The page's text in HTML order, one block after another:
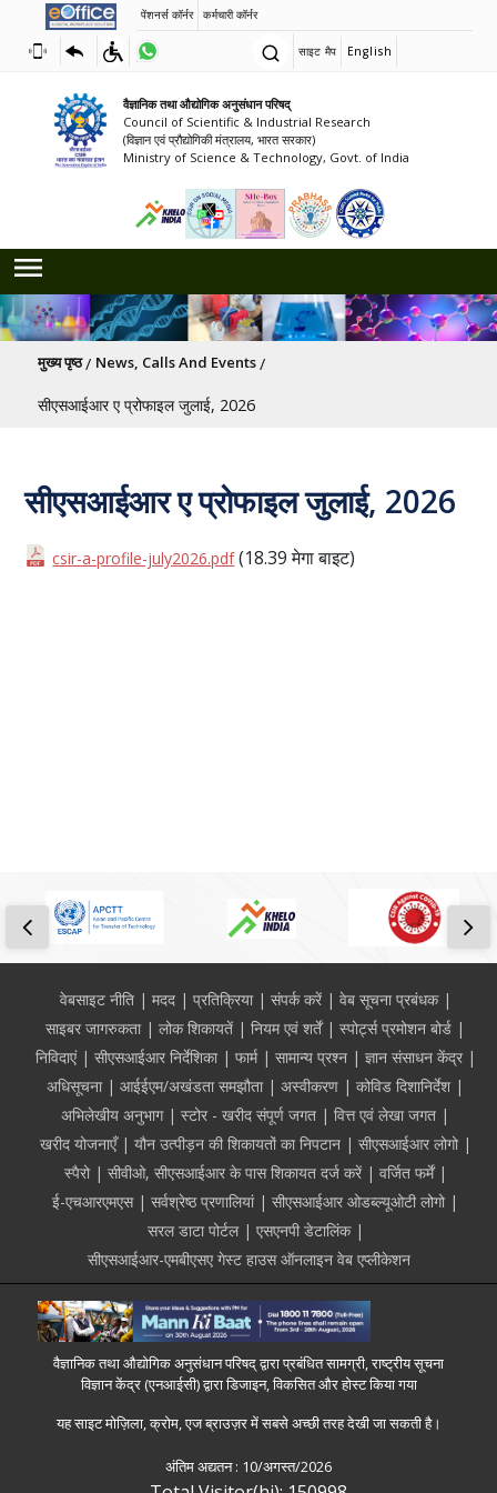
पेंशनर्स कॉर्नर कर्मचारी कॉर्नर
साइट मैप English
वैज्ञानिक तथा औद्योगिक अनुसंधान परिषद्
Council of Scientific & Industrial Research
(विज्ञान एवं प्रौद्योगिकी मंत्रालय, भारत सरकार)
Ministry of Science & Technology, Govt. of India
पग चिन्ह
मुख्य पृष्ठ News, Calls And Events
सीएसआईआर ए प्रोफाइल जुलाई, 2026
सीएसआईआर ए प्रोफाइल जुलाई, 2026
csir-a-profile-july2026.pdf (18.39 मेगा बाइट)
Footerवेबसाइट नीति मदद प्रतिक्रिया संपर्क करें
वेब सूचना प्रबंधक
साइबर जागरुकता
लोक शिकायतें नियम एवं शर्तें
स्पोर्ट्स प्रमोशन बोर्ड
निविदाएं
सीएसआईआर निर्देशिका फार्म सामान्य प्रश्न
ज्ञान संसाधन केंद्र
अधिसूचना
आईईएम/अखंडता समझौता अस्वीकरण
कोविड दिशानिर्देश
अभिलेखीय अनुभाग
स्टोर - खरीद संपूर्ण जगत
वित्त एवं लेखा जगत
खरीद योजनाएँ
यौन उत्पीड़न की शिकायतों का निपटान
सीएसआईआर लोगो
स्पैरो
सीवीओ, सीएसआईआर के पास शिकायत दर्ज करें
वर्जित फर्में
ई-एचआरएमएस
सर्वश्रेष्ठ प्रणालियां
सीएसआईआर ओडब्ल्यूओटी लोगो
सरल डाटा पोर्टल
एसएनपी डेटालिंक
सीएसआईआर-एमबीएसए गेस्ट हाउस ऑनलाइन वेब एप्लीकेशन
वैज्ञानिक तथा औद्योगिक अनुसंधान परिषद् द्वारा प्रबंधित सामग्री, राष्ट्रीय सूचना
विज्ञान केंद्र (एनआईसी) द्वारा डिजाइन, विकसित और होस्ट किया गया
यह साइट मोज़िला, क्रोम, एज ब्राउज़र में सबसे अच्छी तरह देखी जा सकती है।
अंतिम अद्यतन : 10/अगस्त/2026